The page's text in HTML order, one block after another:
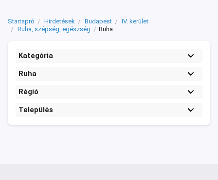
Startapró Hirdetések Budapest
IV. kerület
Ruha, szépség, egészség
Ruha
Kategória
Ruha
Régió
Település